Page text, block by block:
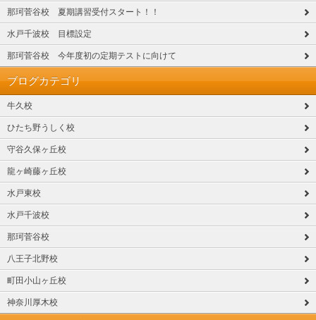
那珂菅谷校 夏期講習受付スタート！！
水戸千波校 目標設定
那珂菅谷校 今年度初の定期テストに向けて
ブログカテゴリ
牛久校
ひたち野うしく校
守谷久保ヶ丘校
龍ヶ崎藤ヶ丘校
水戸東校
水戸千波校
那珂菅谷校
八王子北野校
町田小山ヶ丘校
神奈川厚木校